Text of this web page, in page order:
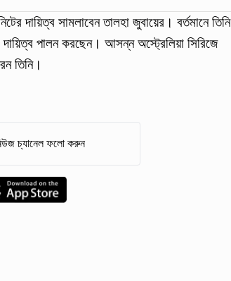
দায়িত্ব সামলাবেন তালহা জুবায়ের। বর্তমানে তিনি
দায়িত্ব পালন করছেন। আসন্ন অস্ট্রেলিয়া সিরিজে
তিনি।
চ্যানেল ফলো করুন